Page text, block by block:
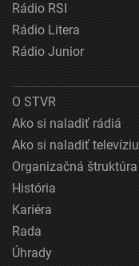
Rádio RSI
Rádio Litera
Rádio Junior
O STVR
Ako si naladiť rádiá
Ako si naladiť televíziu
Organizačná štruktúra
História
Kariéra
Rada
Úhrady